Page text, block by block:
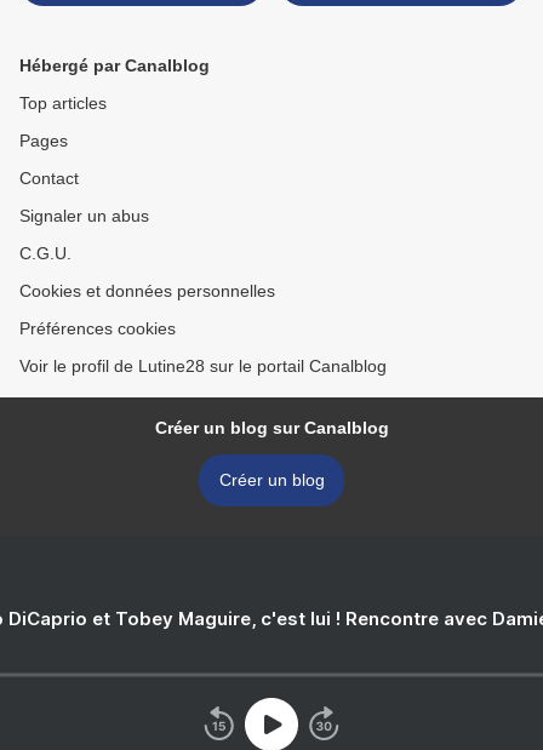
Hébergé par Canalblog
Top articles
Pages
Contact
Signaler un abus
C.G.U.
Cookies et données personnelles
Préférences cookies
Voir le profil de Lutine28 sur le portail Canalblog
Créer un blog sur Canalblog
Créer un blog
DiCaprio et Tobey Maguire, c'est lui ! Rencontre avec